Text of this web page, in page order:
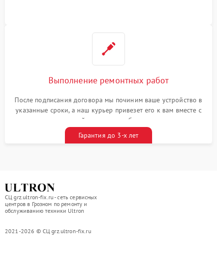
Выполнение ремонтных работ
После подписания договора мы починим ваше устройство в
указанные сроки, а наш курьер привезет его к вам вместе с
гарантийным талоном бесплатно
Гарантия до 3-х лет
СЦ grz.ultron-fix.ru - сеть сервисных
центров в Грозном по ремонту и
обслуживанию техники Ultron
2021-2026 © СЦ grz.ultron-fix.ru